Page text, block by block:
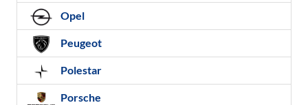
Opel
Peugeot
Polestar
Porsche